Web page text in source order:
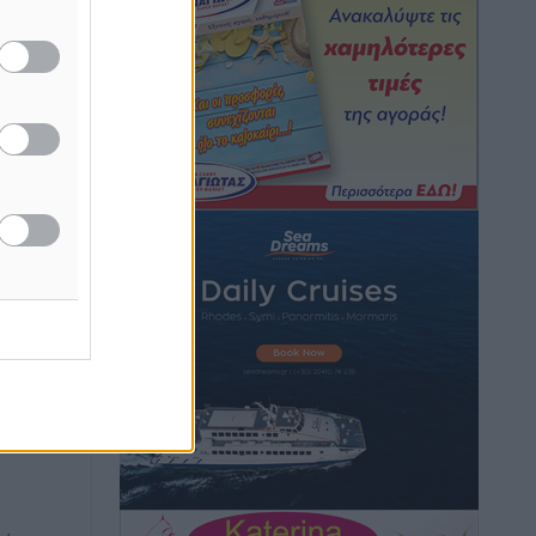
μονόδρομο στο Μαστιχάρι –
Αναποδογύρισε όχημα με μητέρα και
5χρονο παιδί
Τοπικές Ειδήσεις• πριν 3 ώρες
“Η Ευρώπη αντιμετώπιζε το
προσφυγικό σαν ταινία τρόμου” – Η
συγκλονιστική μαρτυρία της Χαρούλας
Γιασιράνη στον RV για τα γεγονότα που
οδήγησαν στο Σύμφωνο της Λέρου
Τοπικές Ειδήσεις • πριν 3 ώρες
Συναυλία με τον Γιάννη Κότσιρα στις
21 Αυγούστου
Πολιτιστικά• πριν 3 ώρες
Επιτροπής Ρόδου αύριο Παρασκευή 7